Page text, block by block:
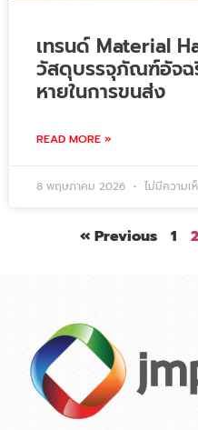
เทรนด์ Material
วัสดุบรรจุภัณฑ์อัจฉ
หายในการขนส่ง
READ MORE »
8 พฤษภาคม 2026 ไม่มีความเ
« Previous 1 2